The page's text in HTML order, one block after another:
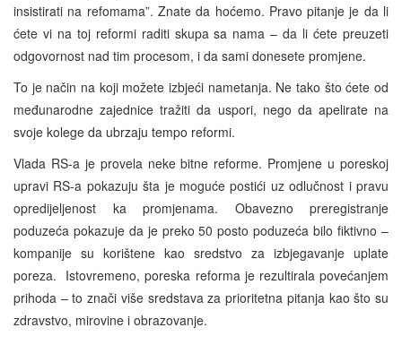
insistirati na refomama”. Znate da hoćemo. Pravo pitanje je da li
ćete vi na toj reformi raditi skupa sa nama – da li ćete preuzeti
odgovornost nad tim procesom, i da sami donesete promjene.
To je način na koji možete izbjeći nametanja. Ne tako što ćete od
međunarodne zajednice tražiti da uspori, nego da apelirate na
svoje kolege da ubrzaju tempo reformi.
Vlada RS-a je provela neke bitne reforme. Promjene u poreskoj
upravi RS-a pokazuju šta je moguće postići uz odlučnost i pravu
opredijeljenost ka promjenama. Obavezno preregistranje
poduzeća pokazuje da je preko 50 posto poduzeća bilo fiktivno –
kompanije su korištene kao sredstvo za izbjegavanje uplate
poreza. Istovremeno, poreska reforma je rezultirala povećanjem
prihoda – to znači više sredstava za prioritetna pitanja kao što su
zdravstvo, mirovine i obrazovanje.